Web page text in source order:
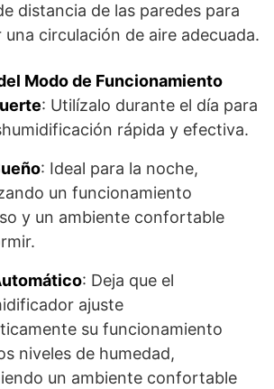
distancia de las paredes para
una circulación de aire adecuada.
Modo de Funcionamiento
: Utilízalo durante el día para
rápida y efectiva.
: Ideal para la noche,
un funcionamiento
y un ambiente confortable
: Deja que el
ajuste
su funcionamiento
niveles de humedad,
un ambiente confortable